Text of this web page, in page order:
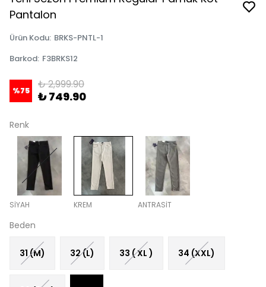
Pantalon
Ürün Kodu: BRKS-PNTL-1
Barkod: F3BRKS12
%75 ₺ 2,999.90
₺ 749.90
Renk
SİYAH KREM ANTRASİT
Beden
31 (M) 32 (L) 33 ( XL ) 34 (XXL)